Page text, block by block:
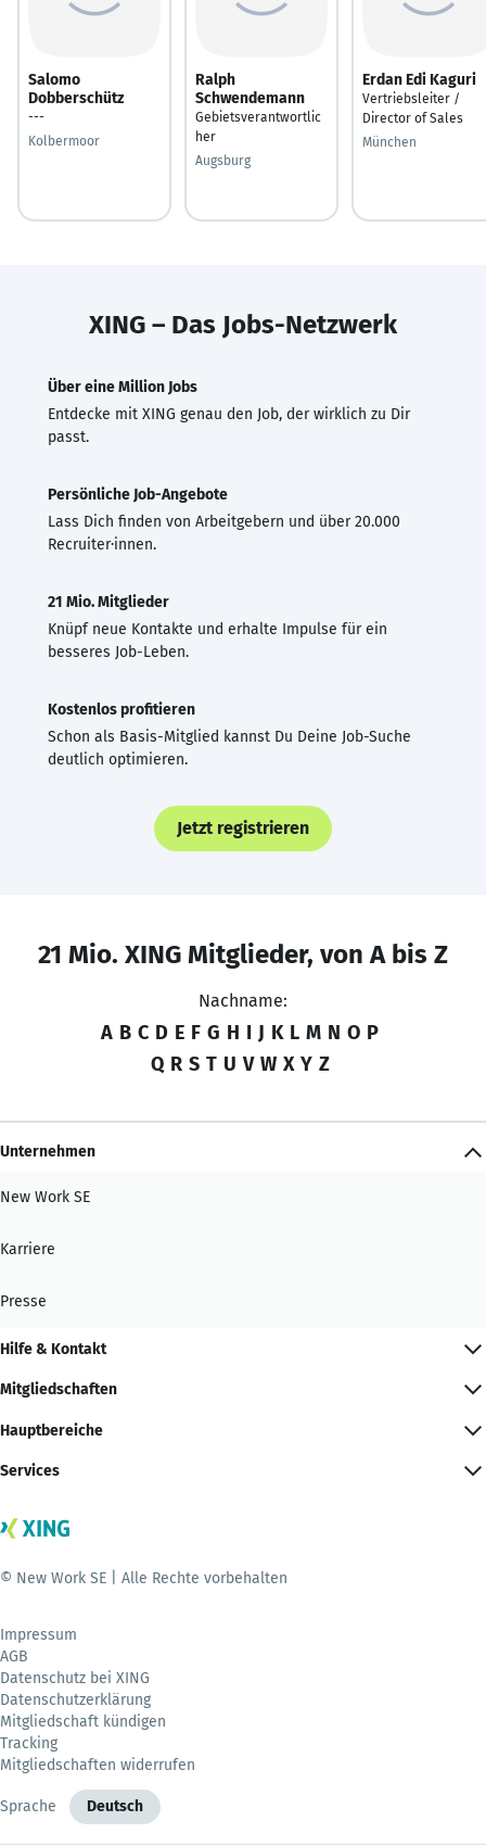
Salomo
Dobberschütz
---
Kolbermoor
Ralph
Schwendemann
Gebietsverantwortlic
her
Augsburg
Erdan Edi Kaguri
Vertriebsleiter /
Director of Sales
München
XING – Das Jobs-Netzwerk
Über eine Million Jobs
Entdecke mit XING genau den Job, der wirklich zu Dir
passt.
Persönliche Job-Angebote
Lass Dich finden von Arbeitgebern und über 20.000
Recruiter·innen.
21 Mio. Mitglieder
Knüpf neue Kontakte und erhalte Impulse für ein
besseres Job-Leben.
Kostenlos profitieren
Schon als Basis-Mitglied kannst Du Deine Job-Suche
deutlich optimieren.
Jetzt registrieren
21 Mio. XING Mitglieder, von A bis Z
Nachname:
A B C D E F G H I J K L M N O P
Q R S T U V W X Y Z
Unternehmen
New Work SE
Karriere
Presse
Hilfe & Kontakt
Mitgliedschaften
Hauptbereiche
Services
© New Work SE | Alle Rechte vorbehalten
Impressum
AGB
Datenschutz bei XING
Datenschutzerklärung
Mitgliedschaft kündigen
Tracking
Mitgliedschaften widerrufen
Sprache Deutsch